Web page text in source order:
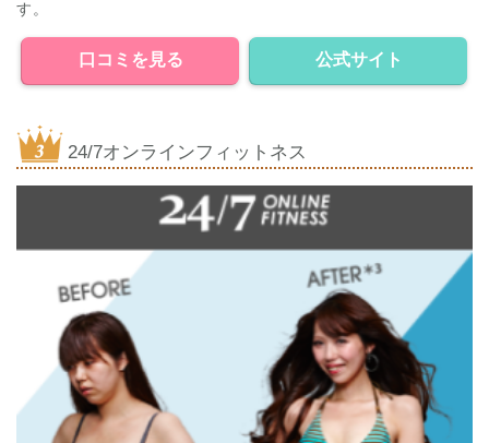
す。
口コミを見る 公式サイト
24/7オンラインフィットネス